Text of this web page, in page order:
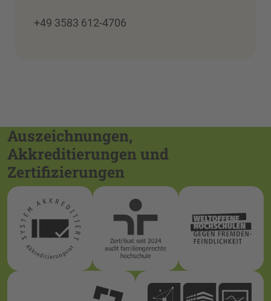
+49 3583 612-4706
Auszeichnungen,
Akkreditierungen und
Zertifizierungen